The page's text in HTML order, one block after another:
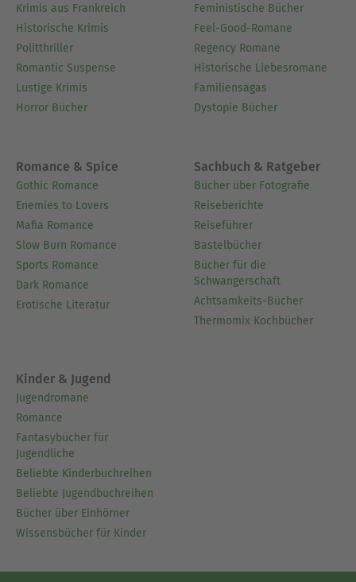
Krimis aus Frankreich
Historische Krimis
Politthriller
Romantic Suspense
Lustige Krimis
Horror Bücher
Feministische Bücher
Feel-Good-Romane
Regency Romane
Historische Liebesromane
Familiensagas
Dystopie Bücher
Romance & Spice
Gothic Romance
Enemies to Lovers
Mafia Romance
Slow Burn Romance
Sports Romance
Dark Romance
Erotische Literatur
Sachbuch & Ratgeber
Bücher über Fotografie
Reiseberichte
Reiseführer
Bastelbücher
Bücher für die
Schwangerschaft
Achtsamkeits-Bücher
Thermomix Kochbücher
Kinder & Jugend
Jugendromane
Romance
Fantasybücher für
Jugendliche
Beliebte Kinderbuchreihen
Beliebte Jugendbuchreihen
Bücher über Einhörner
Wissensbücher für Kinder